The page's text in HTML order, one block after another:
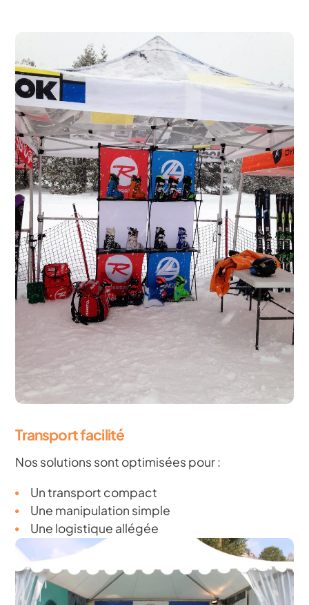
Transport facilité
Nos solutions sont optimisées pour :
Un transport compact
Une manipulation simple
Une logistique allégée